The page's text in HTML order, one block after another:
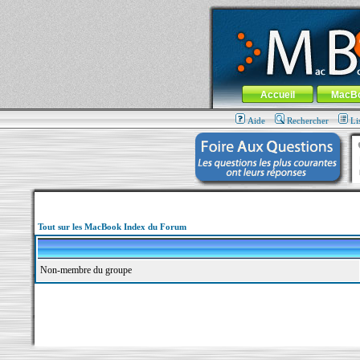
MacBook-fr.com : 100% Apple... 100%
Aller au contenu-Aller au menu
Menu général
Accueil
Aide Rechercher
Tout sur les MacBook Index du Forum
Non-membre du groupe